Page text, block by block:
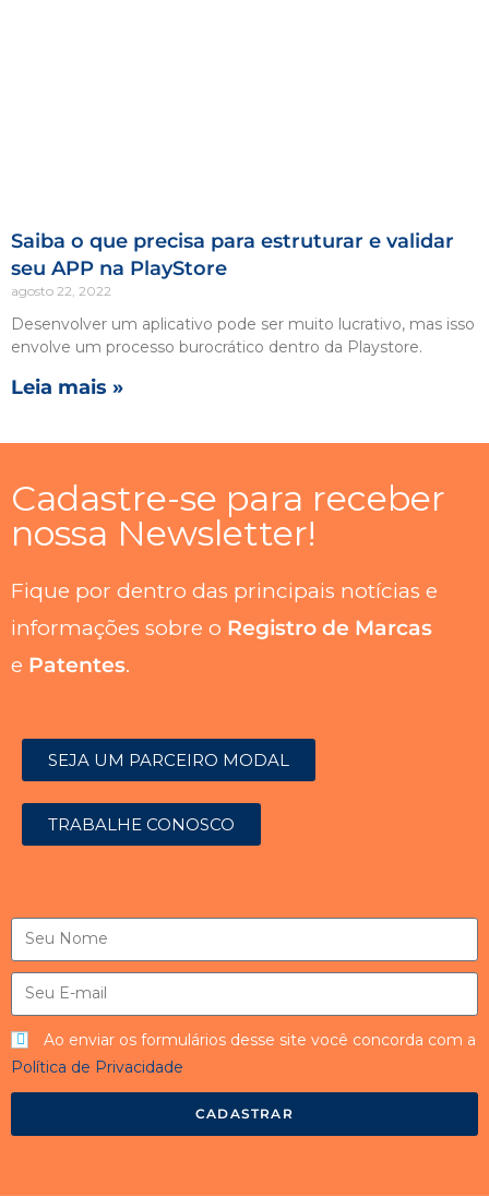
Saiba o que precisa para estruturar e validar
seu APP na PlayStore
agosto 22, 2022
Desenvolver um aplicativo pode ser muito lucrativo, mas isso
envolve um processo burocrático dentro da Playstore.
Leia mais »
Cadastre-se para receber
nossa Newsletter!
Fique por dentro das principais notícias e
informações sobre o Registro de Marcas
e Patentes.
SEJA UM PARCEIRO MODAL
TRABALHE CONOSCO
Ao enviar os formulários desse site você concorda com a
Política de Privacidade
CADASTRAR